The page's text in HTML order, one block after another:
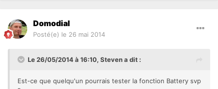
Domodial
Posté(e) le 26 mai 2014
Le 26/05/2014 à 16:10, Steven a dit :
Est-ce que quelqu'un pourrais tester la fonction Battery svp